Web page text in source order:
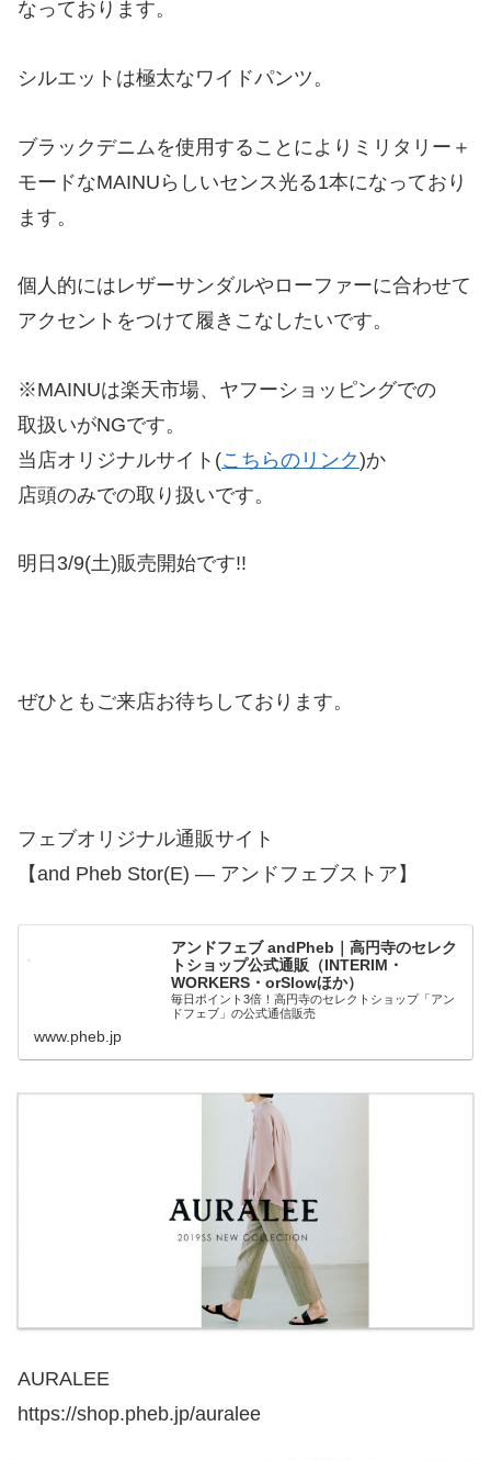
なっております。
シルエットは極太なワイドパンツ。
ブラックデニムを使用することによりミリタリー＋
モードなMAINUらしいセンス光る1本になっており
ます。
個人的にはレザーサンダルやローファーに合わせて
アクセントをつけて履きこなしたいです。
※MAINUは楽天市場、ヤフーショッピングでの
取扱いがNGです。
当店オリジナルサイト(こちらのリンク)か
店頭のみでの取り扱いです。
明日3/9(土)販売開始です!!
ぜひともご来店お待ちしております。
フェブオリジナル通販サイト
【and Pheb Stor(E) — アンドフェブストア】
アンドフェブ andPheb｜高円寺のセレク
トショップ公式通販（INTERIM・
WORKERS・orSlowほか）
毎日ポイント3倍！高円寺のセレクトショップ「アン
ドフェブ」の公式通信販売
www.pheb.jp
AURALEE
https://shop.pheb.jp/auralee